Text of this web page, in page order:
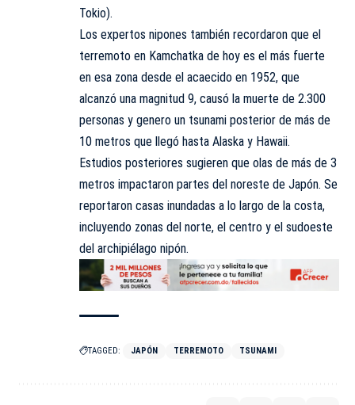
Tokio).
Los expertos nipones también recordaron que el
terremoto en Kamchatka de hoy es el más fuerte
en esa zona desde el acaecido en 1952, que
alcanzó una magnitud 9, causó la muerte de 2.300
personas y genero un tsunami posterior de más de
10 metros que llegó hasta Alaska y Hawaii.
Estudios posteriores sugieren que olas de más de 3
metros impactaron partes del noreste de Japón. Se
reportaron casas inundadas a lo largo de la costa,
incluyendo zonas del norte, el centro y el sudoeste
del archipiélago nipón.
TAGGED: JAPÓN TERREMOTO TSUNAMI